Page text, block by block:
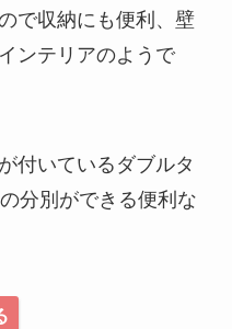
で収納にも便利、壁
ンテリアのようで
付いているダブルタ
分別ができる便利な